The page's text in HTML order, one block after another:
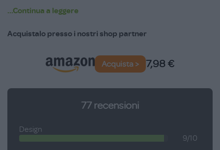
un gattino, tutto da coccolare. Dotato dell'autentica
Altezza: 15 cm.
Età consigliata: 3+ anni.
...Continua a leggere
Acquistalo presso i nostri shop partner
Acquista > 7,98 €
77 recensioni
Design
9/10